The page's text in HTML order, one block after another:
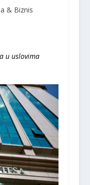
& Biznis
u uslovima